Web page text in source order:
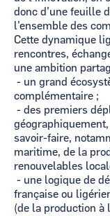
donc d’une feuille
l’ensemble des
Cette dynamique
rencontres,
une ambition
- un grand
complémentaire ;
- des premiers
savoir-faire,
maritime, de la
renouvelables
- une logique de
française ou
(de la production à